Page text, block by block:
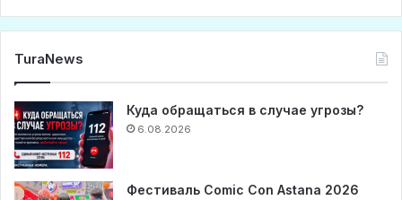
TuraNews
Куда обращаться в случае угрозы?
6.08.2026
Фестиваль Comic Con Astana 2026